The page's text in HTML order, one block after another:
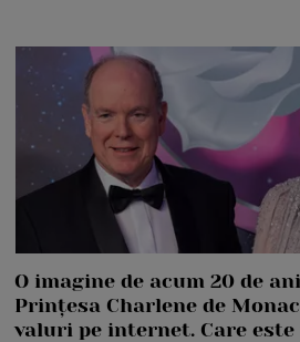
O imagine de acum 20 de
Prințesa Charlene de
valuri pe internet. Care